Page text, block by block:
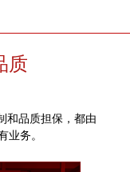
质
和品质担保，都由
业务。